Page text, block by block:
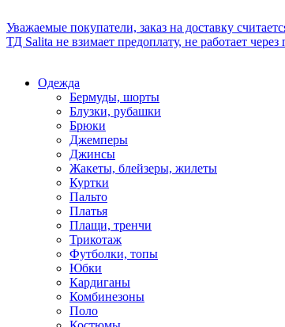
Уважаемые покупатели, заказ на доставку
ТД Salita не взимает предоплату, не работает
Одежда
Бермуды, шорты
Блузки, рубашки
Брюки
Джемперы
Джинсы
Жакеты, блейзеры, жилеты
Куртки
Пальто
Платья
Плащи, тренчи
Трикотаж
Футболки, топы
Юбки
Кардиганы
Комбинезоны
Поло